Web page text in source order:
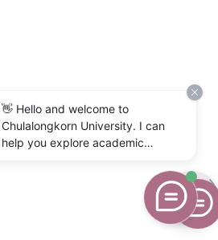
👋 Hello and welcome to
Chulalongkorn University. I can
help you explore academic